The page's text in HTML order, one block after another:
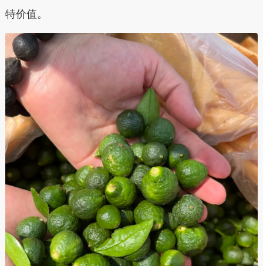
特价值。